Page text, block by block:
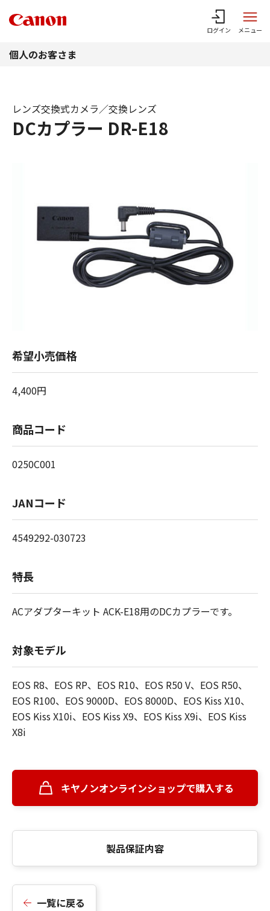
ログイン メニュー
個人のお客さま
DCカプラー DR-E18
レンズ交換式カメラ／交換レンズ
希望小売価格
4,400円
商品コード
0250C001
JANコード
4549292-030723
特長
ACアダプターキット ACK-E18用のDCカプラーです。
対象モデル
EOS R8、EOS RP、EOS R10、EOS R50 V、EOS R50、
EOS R100、EOS 9000D、EOS 8000D、EOS Kiss X10、
EOS Kiss X10i、EOS Kiss X9、EOS Kiss X9i、EOS Kiss
X8i
キヤノンオンラインショップで購入する
製品保証内容
一覧に戻る